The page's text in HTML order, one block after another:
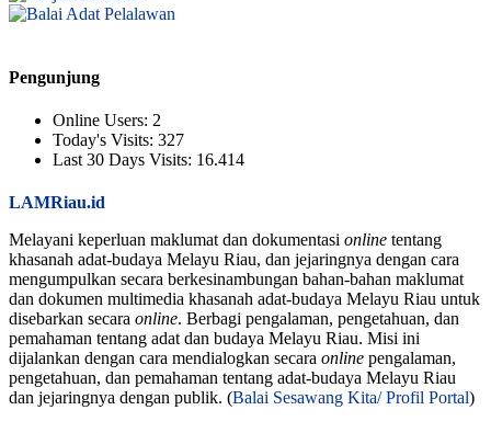
Pengunjung
Online Users: 2
Today's Visits: 327
Last 30 Days Visits: 16.414
LAMRiau.id
Melayani keperluan maklumat dan dokumentasi online tentang
khasanah adat-budaya Melayu Riau, dan jejaringnya dengan cara
mengumpulkan secara berkesinambungan bahan-bahan maklumat
dan dokumen multimedia khasanah adat-budaya Melayu Riau untuk
disebarkan secara online. Berbagi pengalaman, pengetahuan, dan
pemahaman tentang adat dan budaya Melayu Riau. Misi ini
dijalankan dengan cara mendialogkan secara online pengalaman,
pengetahuan, dan pemahaman tentang adat-budaya Melayu Riau
dan jejaringnya dengan publik. (Balai Sesawang Kita/ Profil Portal)